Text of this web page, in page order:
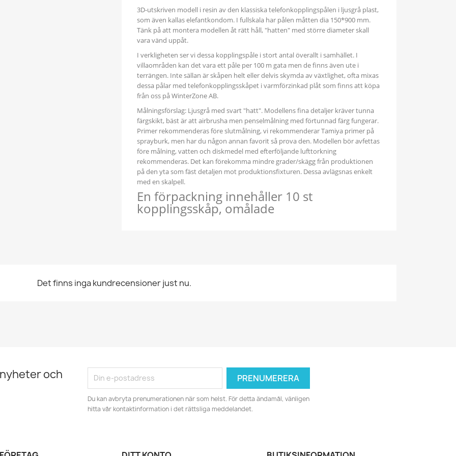
3D-utskriven modell i resin av den klassiska telefonkopplingspålen i ljusgrå plast,
som även kallas elefantkondom. I fullskala har pålen måtten dia 150*900 mm.
Tänk på att montera modellen åt rätt håll, "hatten" med större diameter skall
vara vänd uppåt.
I verkligheten ser vi dessa kopplingspåle i stort antal överallt i samhället. I
villaområden kan det vara ett påle per 100 m gata men de finns även ute i
terrängen. Inte sällan är skåpen helt eller delvis skymda av växtlighet, ofta mixas
dessa pålar med telefonkopplingsskåpet i varmförzinkad plåt som finns att köpa
från oss på WinterZone AB.
Målningsförslag: Ljusgrå med svart "hatt". Modellens fina detaljer kräver tunna
färgskikt, bäst är att airbrusha men penselmålning med förtunnad färg fungerar.
Primer rekommenderas före slutmålning, vi rekommenderar Tamiya primer på
sprayburk, men har du någon annan favorit så prova den. Modellen bör avfettas
före målning, vatten och diskmedel med efterföljande lufttorkning
rekommenderas. Det kan förekomma mindre grader/skägg från produktionen
på den yta som fäst detaljen mot produktionsfixturen. Dessa avlägsnas enkelt
med en skalpell.
En förpackning innehåller 10 st
kopplingsskåp, omålade
Det finns inga kundrecensioner just nu.
och
Du kan avbryta prenumerationen när som helst. För detta ändamål, vänligen
hitta vår kontaktinformation i det rättsliga meddelandet.